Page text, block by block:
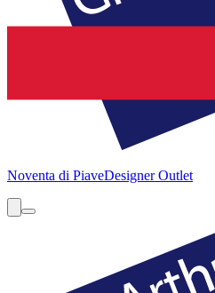
Noventa di PiaveDesigner Outlet